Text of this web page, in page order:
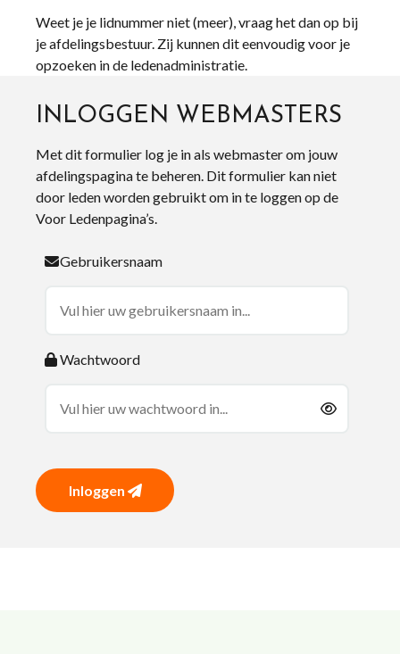
Weet je je lidnummer niet (meer), vraag het dan op bij
je afdelingsbestuur. Zij kunnen dit eenvoudig voor je
opzoeken in de ledenadministratie.
INLOGGEN WEBMASTERS
Met dit formulier log je in als webmaster om jouw
afdelingspagina te beheren. Dit formulier kan niet
door leden worden gebruikt om in te loggen op de
Voor Ledenpagina’s.
Gebruikersnaam
Wachtwoord
Inloggen